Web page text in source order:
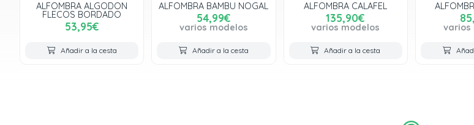
ALFOMBRA ALGODON
FLECOS BORDADO
53,95€
Añadir a la cesta
ALFOMBRA BAMBU NOGAL
54,99€
varios modelos
Añadir a la cesta
ALFOMBRA CALAFEL
135,90€
varios modelos
Añadir a la cesta
varios